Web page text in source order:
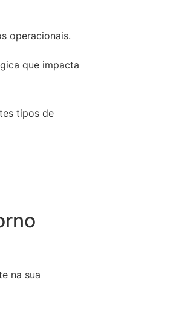
operacionais.
que impacta
tipos de
na sua